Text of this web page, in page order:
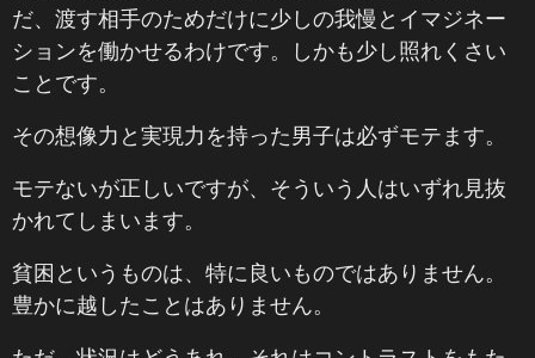
だ、渡す相手のためだけに少しの我慢とイマジネー
ションを働かせるわけです。しかも少し照れくさい
ことです。
その想像力と実現力を持った男子は必ずモテます。
モテないが正しいですが、そういう人はいずれ見抜
かれてしまいます。
貧困というものは、特に良いものではありません。
豊かに越したことはありません。